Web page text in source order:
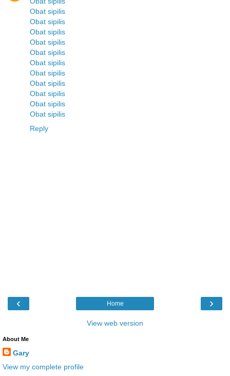
Obat sipilis
Obat sipilis
Obat sipilis
Obat sipilis
Obat sipilis
Obat sipilis
Obat sipilis
Obat sipilis
Obat sipilis
Obat sipilis
Obat sipilis
Reply
‹ ›
Home
View web version
About Me
Gary
View my complete profile